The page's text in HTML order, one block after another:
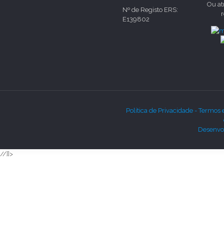
Nº de Registo ERS:
E139802
Ou
Política de Privacidade -Termos
//]]>